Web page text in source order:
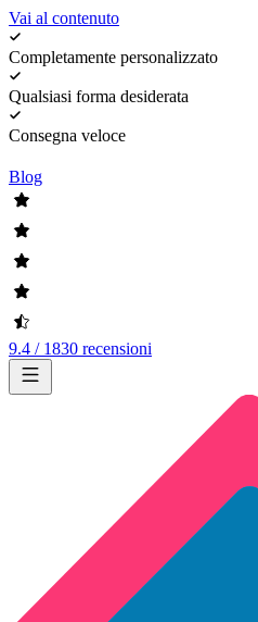
Vai al contenuto
Completamente personalizzato
Qualsiasi forma desiderata
Consegna veloce
Blog
9.4 / 1830 recensioni